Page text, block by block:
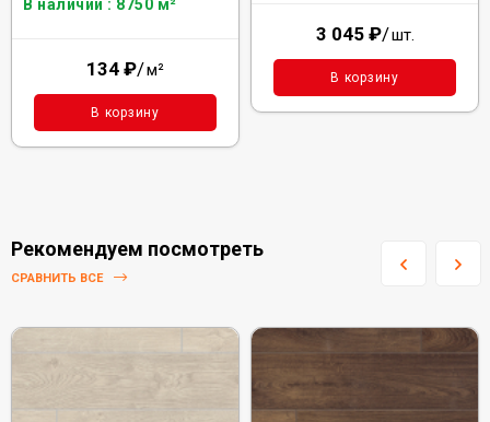
В наличии : 8750 м²
134 ₽/м²
В корзину
3 045 ₽/шт.
В корзину
Рекомендуем посмотреть
СРАВНИТЬ ВСЕ